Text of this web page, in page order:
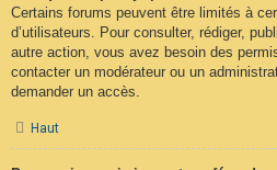
Certains forums peuvent être limités à
d’utilisateurs. Pour consulter, rédiger,
autre action, vous avez besoin des
contacter un modérateur ou un
demander un accès.
Haut